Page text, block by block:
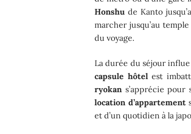
Honshu de Kanto
marcher jusqu’au
du voyage.
La durée du séjour
capsule hôtelest
ryokan s’apprécie pour
location d’appartement
et d’un quotidien à la